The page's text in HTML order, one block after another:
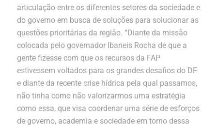
articulação entre os diferentes setores da sociedade e
do governo em busca de soluções para solucionar as
questões prioritárias da região. “Diante da missão
colocada pelo governador Ibaneis Rocha de que a
gente fizesse com que os recursos da FAP
estivessem voltados para os grandes desafios do DF
e diante da recente crise hídrica pela qual passamos,
não tinha como não valorizarmos uma estratégia
como essa, que visa coordenar uma série de esforços
de governo, academia e sociedade em torno dessa